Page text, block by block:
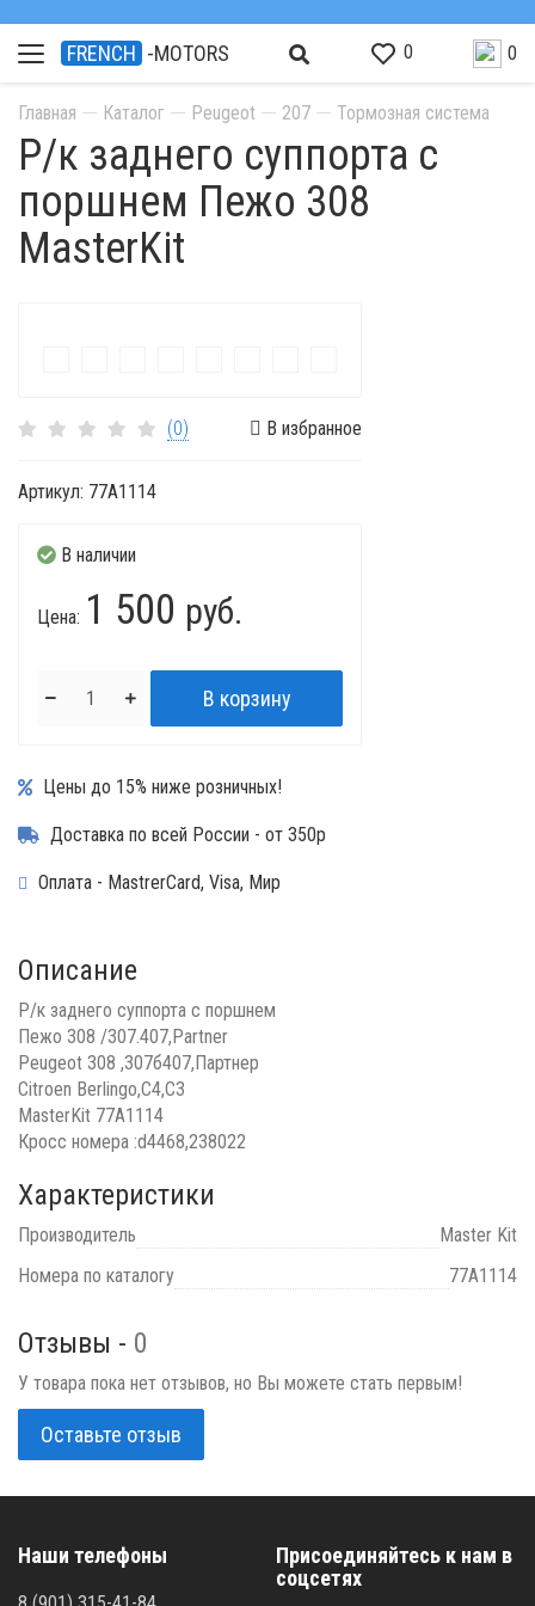
FRENCH -MOTORS 0 0
Главная Каталог Peugeot 207 Тормозная система
Р/к заднего суппорта с
поршнем Пежо 308
MasterKit
(0) В избранное
Артикул: 77A1114
В наличии
Цена: 1 500 руб.
Цены до 15% ниже розничных!
Доставка по всей России - от 350р
Оплата - MastrerCard, Visa, Мир
Описание
Р/к заднего суппорта с поршнем
Пежо 308 /307.407,Partner
Peugeot 308 ,307б407,Партнер
Citroen Berlingo,C4,C3
MasterKit 77A1114
Кросс номера :d4468,238022
Характеристики
Производитель
Master Kit
Номера по каталогу
77A1114
Отзывы - 0
У товара пока нет отзывов, но Вы можете стать первым!
Оставьте отзыв
Наши телефоны
Присоединяйтесь к нам в
соцсетях